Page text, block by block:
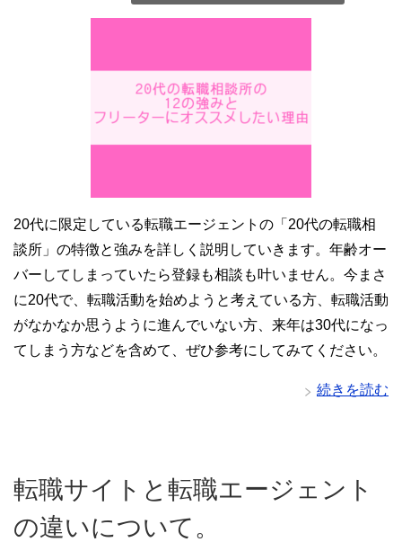
20代に限定している転職エージェントの「20代の転職相
談所」の特徴と強みを詳しく説明していきます。年齢オー
バーしてしまっていたら登録も相談も叶いません。今まさ
に20代で、転職活動を始めようと考えている方、転職活動
がなかなか思うように進んでいない方、来年は30代になっ
てしまう方などを含めて、ぜひ参考にしてみてください。
続きを読む
転職サイトと転職エージェント
の違いについて。